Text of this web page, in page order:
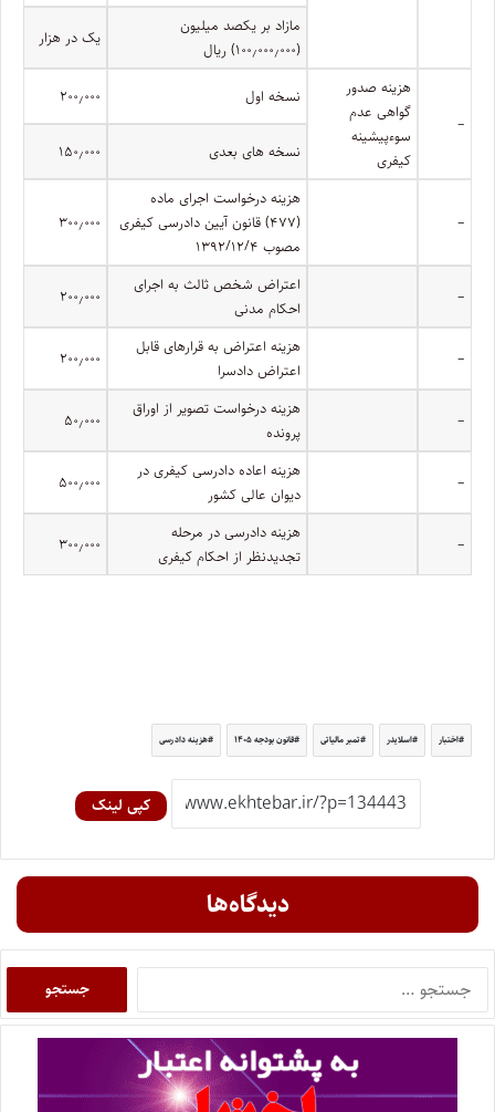
مازاد بر یکصد میلیون
(۱۰۰٫۰۰۰٫۰۰۰) ریال
یک در هزار
–
هزینه صدور
گواهی عدم
سوءپیشینه
کیفری
نسخه اول ۲۰۰٫۰۰۰
نسخه های بعدی ۱۵۰٫۰۰۰
–
هزینه درخواست اجرای ماده
(۴۷۷) قانون آیین دادرسی کیفری
مصوب ۱۳۹۲/۱۲/۴
۳۰۰٫۰۰۰
–
اعتراض شخص ثالث به اجرای
احکام مدنی
۲۰۰٫۰۰۰
–
هزینه اعتراض به قرارهای قابل
اعتراض دادسرا
۲۰۰٫۰۰۰
–
هزینه درخواست تصویر از اوراق
پرونده
۵۰٫۰۰۰
–
هزینه اعاده دادرسی کیفری در
دیوان عالی کشور
۵۰۰٫۰۰۰
–
هزینه دادرسی در مرحله
تجدیدنظر از احکام کیفری
۳۰۰٫۰۰۰
اختبار اسلایدر تمبر مالیاتی قانون بودجه ۱۴۰۵ هزینه دادرسی
کپی لینک
دیدگاه‌ها